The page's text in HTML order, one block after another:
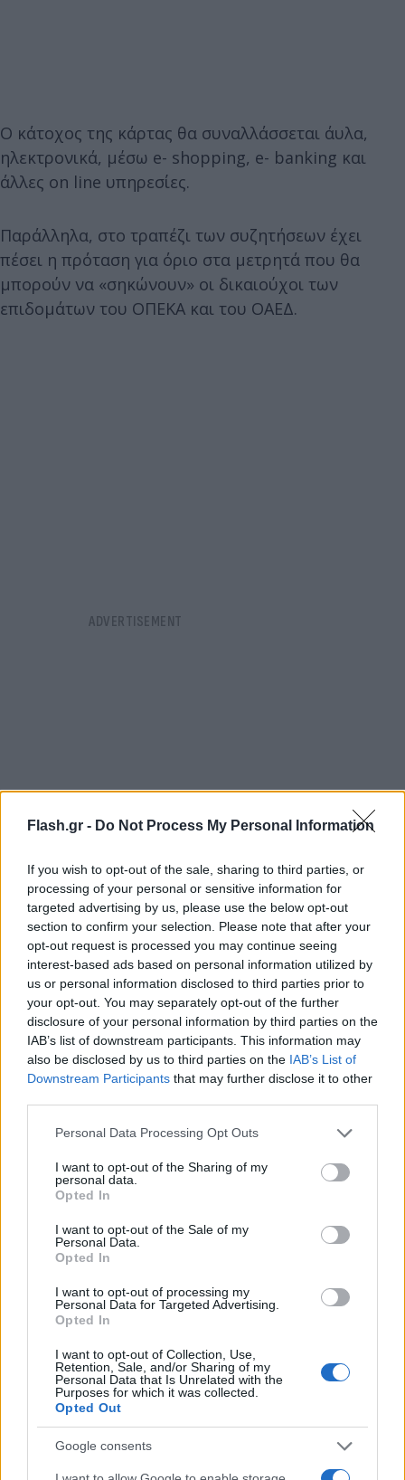
Flash.gr - Do Not Process My Personal Information
If you wish to opt-out of the sale, sharing to third parties, or
processing of your personal or sensitive information for
targeted advertising by us, please use the below opt-out
section to confirm your selection. Please note that after your
opt-out request is processed you may continue seeing
interest-based ads based on personal information utilized by
us or personal information disclosed to third parties prior to
your opt-out. You may separately opt-out of the further
disclosure of your personal information by third parties on the
IAB’s list of downstream participants. This information may
also be disclosed by us to third parties on the IAB’s List of
Downstream Participants that may further disclose it to other
Please note that this website/app uses one or more Google
not limited to your visit or usage behaviour. You may click to
grant or deny consent to Google and its third-party tags to
use your data for below specified purposes in below Google
consent section.
Personal Data Processing Opt Outs
I want to opt-out of the Sharing of my
personal data.
Opted In
I want to opt-out of the Sale of my
Personal Data.
Opted In
I want to opt-out of processing my
Personal Data for Targeted Advertising.
Opted In
I want to opt-out of Collection, Use,
Retention, Sale, and/or Sharing of my
Personal Data that Is Unrelated with the
Purposes for which it was collected.
Opted Out
Google consents
Ο κάτοχος της κάρτας θα συναλλάσσεται άυλα,
ηλεκτρονικά, μέσω e- shopping, e- banking και
άλλες on line υπηρεσίες.
Παράλληλα, στο τραπέζι των συζητήσεων έχει
πέσει η πρόταση για όριο στα μετρητά που θα
μπορούν να «σηκώνουν» οι δικαιούχοι των
επιδομάτων του ΟΠΕΚΑ και του ΟΑΕΔ.
Έτσι η πληρωμή της πλειονότητας των επιδομάτων
του ΟΠΕΚΑ και του ΟΑΕΔ θα γίνεται με
προπληρωμένες κάρτες. Σήμερα μόνο το Ελάχιστο
Εγγυημένο Εισόδημα (πρώην ΚΕΑ) πληρώνεται κατά
το ήμισυ μέσω κάρτας. Τα υπόλοιπα επιδόματα του
ΟΠΕΚΑ και τα επιδόματα ανεργίας πληρώνονται
μέσω κατάθεσης σε λογαριασμό του δικαιούχου.
Ποιες αλλαγές έρχονται στα επιδόματα
Προπληρωμένες κάρτες και για τα
σημαντικά προνοιακά επιδόματα του
ΟΠΕΚΑ, όπως το επίδομα παιδιού και το
επίδομα γέννας,
Πληρωμή με κάρτες για τα βασικά
επιδόματα ανεργίας ΟΑΕΔ
Όρια ανάληψης μετρητών για τις
προπληρωμένες κάρτες. Το ποσό πέραν του
ορίου θα μπορεί να δαπανάται μόνο με
ηλεκτρονικές πληρωμές, δηλαδή με αγορές
μέσω POS, μέσω e-banking κ.α.